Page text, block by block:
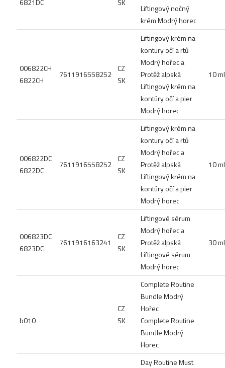
6821DC
SK
Liftingový nočný
krém Modrý horec
006822CH
6822CH
7611916558252
CZ
SK
Liftingový krém na
kontury očí a rtů
Modrý hořec a
Protěž alpská
Liftingový krém na
kontúry očí a pier
Modrý horec
10 ml
006822DC
6822DC
7611916558252
CZ
SK
Liftingový krém na
kontury očí a rtů
Modrý hořec a
Protěž alpská
Liftingový krém na
kontúry očí a pier
Modrý horec
10 ml
006823DC
6823DC
7611916163241
CZ
SK
Liftingové sérum
Modrý hořec a
Protěž alpská
Liftingové sérum
Modrý horec
30 ml
b010
CZ
SK
Complete Routine
Bundle Modrý
Hořec
Complete Routine
Bundle Modrý
Horec
Day Routine Must